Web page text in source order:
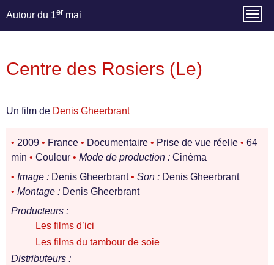
Autour du 1er mai
Centre des Rosiers (Le)
Un film de Denis Gheerbrant
• 2009 • France • Documentaire • Prise de vue réelle • 64
min • Couleur • Mode de production : Cinéma
• Image : Denis Gheerbrant• Son : Denis Gheerbrant
• Montage : Denis Gheerbrant
Producteurs :
Les films d’ici
Les films du tambour de soie
Distributeurs :